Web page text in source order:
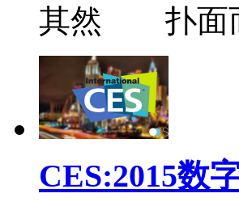
其然 扑面
CES:2015数